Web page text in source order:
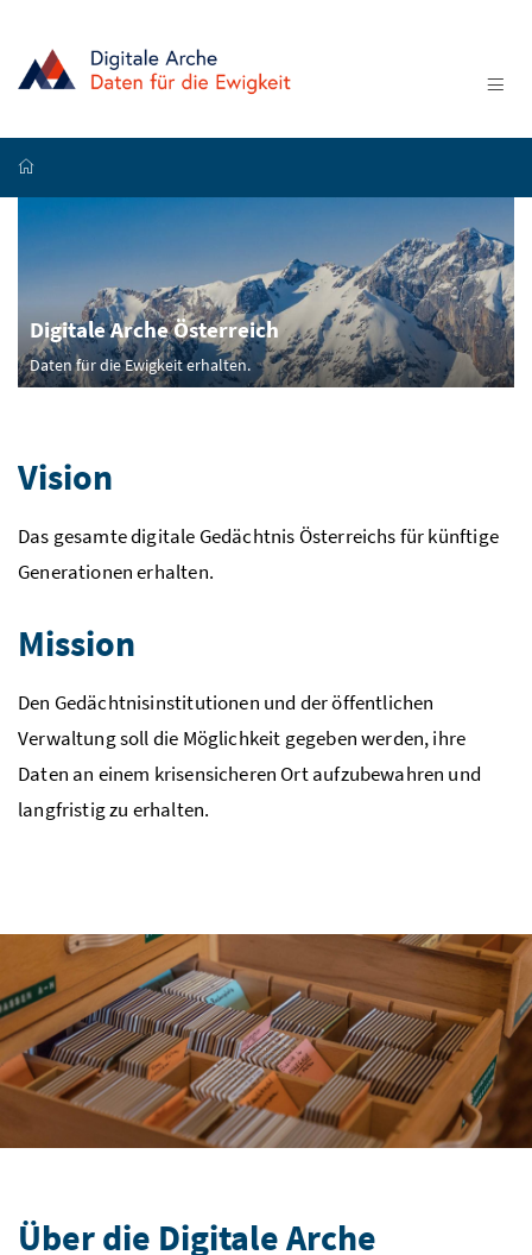
Startseite
Digitale Arche Österreich
Daten für die Ewigkeit erhalten.
Vision
Das gesamte digitale Gedächtnis Österreichs für künftige
Generationen erhalten.
Mission
Den Gedächtnisinstitutionen und der öffentlichen
Verwaltung soll die Möglichkeit gegeben werden, ihre
Daten an einem krisensicheren Ort aufzubewahren und
langfristig zu erhalten.
Über die Digitale Arche